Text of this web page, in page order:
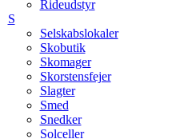
Rideudstyr
S
Selskabslokaler
Skobutik
Skomager
Skorstensfejer
Slagter
Smed
Snedker
Solceller